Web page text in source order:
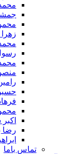
رضا
تماس باما